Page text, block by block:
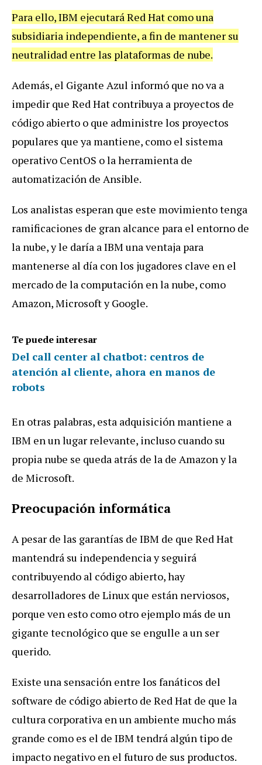
Para ello, IBM ejecutará Red Hat como una
subsidiaria independiente, a fin de mantener su
neutralidad entre las plataformas de nube.
Además, el Gigante Azul informó que no va a
impedir que Red Hat contribuya a proyectos de
código abierto o que administre los proyectos
populares que ya mantiene, como el sistema
operativo CentOS o la herramienta de
automatización de Ansible.
Los analistas esperan que este movimiento tenga
ramificaciones de gran alcance para el entorno de
la nube, y le daría a IBM una ventaja para
mantenerse al día con los jugadores clave en el
mercado de la computación en la nube, como
Amazon, Microsoft y Google.
Te puede interesar
Del call center al chatbot: centros de
atención al cliente, ahora en manos de
robots
En otras palabras, esta adquisición mantiene a
IBM en un lugar relevante, incluso cuando su
propia nube se queda atrás de la de Amazon y la
de Microsoft.
Preocupación informática
A pesar de las garantías de IBM de que Red Hat
mantendrá su independencia y seguirá
contribuyendo al código abierto, hay
desarrolladores de Linux que están nerviosos,
porque ven esto como otro ejemplo más de un
gigante tecnológico que se engulle a un ser
querido.
Existe una sensación entre los fanáticos del
software de código abierto de Red Hat de que la
cultura corporativa en un ambiente mucho más
grande como es el de IBM tendrá algún tipo de
impacto negativo en el futuro de sus productos.